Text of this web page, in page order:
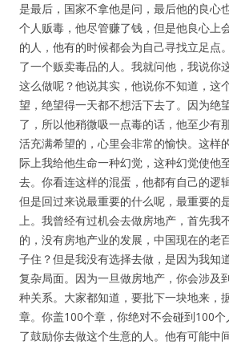
是最后，国家不拿他是问，最后他的良心
个人贩毒，他尽管赚了钱，但是他良心上
的人，他有的时候都会为自己寻找立足点
了一个贩卖毒品的人。我就问他，我说你
这么做呢？他说其实，他说你不知道，这
望，绝望得一天都不想活下去了。因为绝
了，所以他稍微吸一点毒的话，他至少有
活充满希望的，心里会非常的愉快。这样
际上我给他生命一种幻觉，这种幻觉使他
去。你看连这样的混蛋，他都有自己的逻
但是回过来说最重要的什么呢，最重要的
上。我曾经有过机会去做房地产，首先我
的，没有房地产业的发展，中国现在的老
子住？但是我没有选择去做，是因为我知
复杂局面。因为一旦做房地产，你会涉及
种关系。大家都知道，要批下一块地来，
章。你盖100个章，你绝对不会碰到100
了鼓励你去做这个生意的人。他有可能中